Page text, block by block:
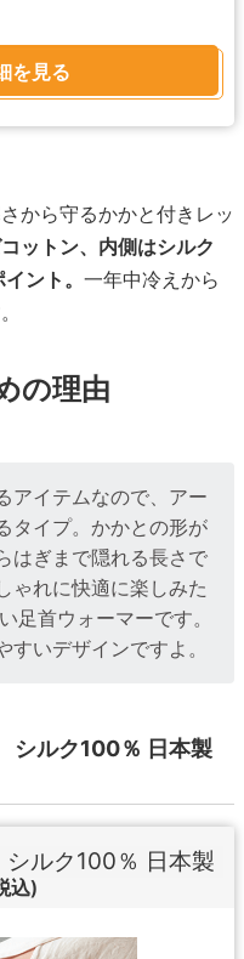
を見る
から守るかかと付きレッ
ットン、内側はシルク
ント。 一年中冷えから
の理由
アイテムなので、アー
タイプ。かかとの形が
はぎまで隠れる長さで
ゃれに快適に楽しみた
足首ウォーマーです。
いデザインですよ。
ルク100％ 日本製
ルク100％ 日本製
込)